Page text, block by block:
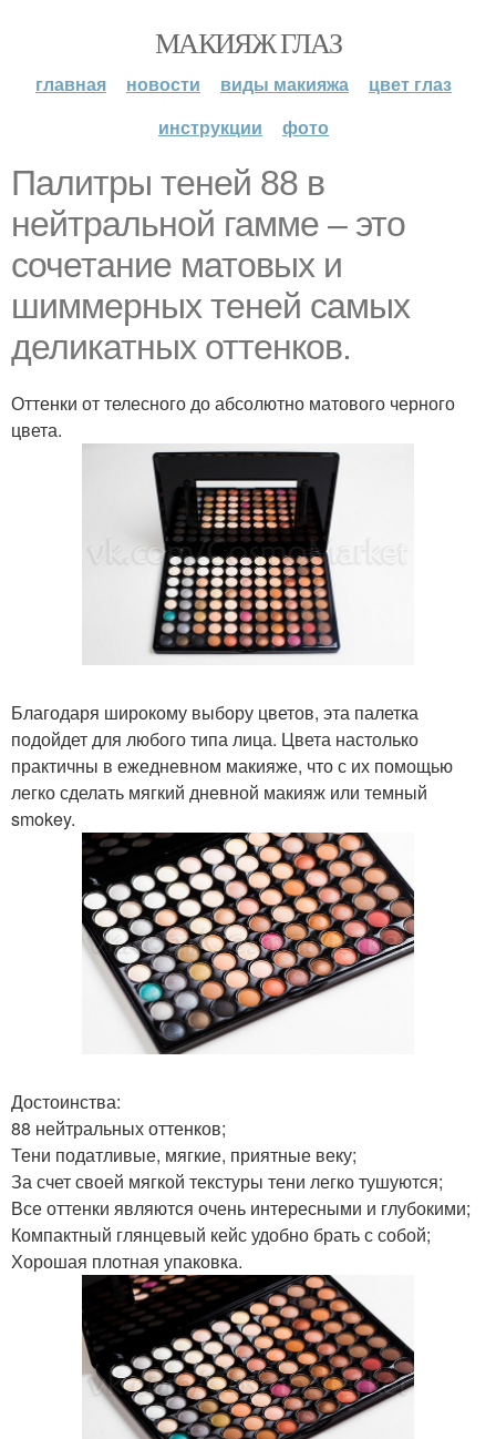
МАКИЯЖ ГЛАЗ
главная новости виды макияжа
цвет глаз
инструкции
фото
Палитры теней 88 в
нейтральной гамме – это
сочетание матовых и
шиммерных теней самых
деликатных оттенков.
Оттенки от телесного до абсолютно матового черного
цвета.
Благодаря широкому выбору цветов, эта палетка
подойдет для любого типа лица. Цвета настолько
практичны в ежедневном макияже, что с их помощью
легко сделать мягкий дневной макияж или темный
smokey.
Достоинства:
88 нейтральных оттенков;
Тени податливые, мягкие, приятные веку;
За счет своей мягкой текстуры тени легко тушуются;
Все оттенки являются очень интересными и глубокими;
Компактный глянцевый кейс удобно брать с собой;
Хорошая плотная упаковка.